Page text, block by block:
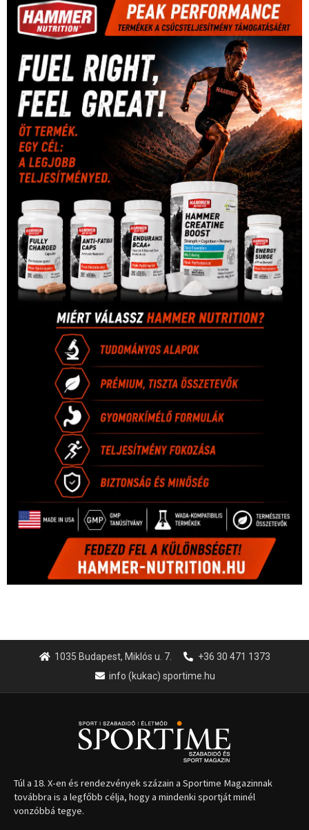
kosárlabda(166)kézilabda(448)Lewis Hamilton(168) magyar
labdarúgóválogatott
(148) Mercedes (244)motorsport(153)Opel
Dakar Team(132)Rali Világbajnokság(122)Rendezvény(142)rio
Sportime Magazin(128) szabadidősport
(316) Szalay Balázs (126)tenisz(416)táplálkozás(155)utazás
(126) Video(247)világbajnokság (162)Világkupa(129)vitorlázás
(222)vívás(174) vízilabda(197) Érdi Mária(130)életmód(416)
úszás(361)
Hirdetés